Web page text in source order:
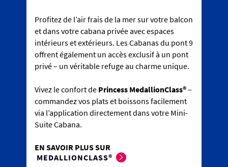
Profitez de l’air frais de la mer sur votre balcon
et dans votre cabana privée avec espaces
intérieurs et extérieurs. Les Cabanas du pont 9
offrent également un accès exclusif à un pont
privé – un véritable refuge au charme unique.
Vivez le confort de Princess MedallionClass®–
commandez vos plats et boissons facilement
via l’application directement dans votre Mini-
Suite Cabana.
EN SAVOIR PLUS SUR
MEDALLIONCLASS®